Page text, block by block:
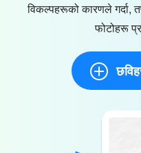
विकल्पहरूको कारणले गर्दा,
फोटोहरू